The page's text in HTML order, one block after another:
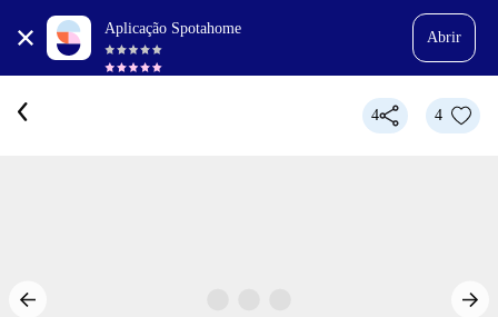
Aplicação Spotahome
Abrir
4 4